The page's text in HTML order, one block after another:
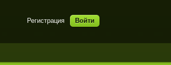
Регистрация Войти